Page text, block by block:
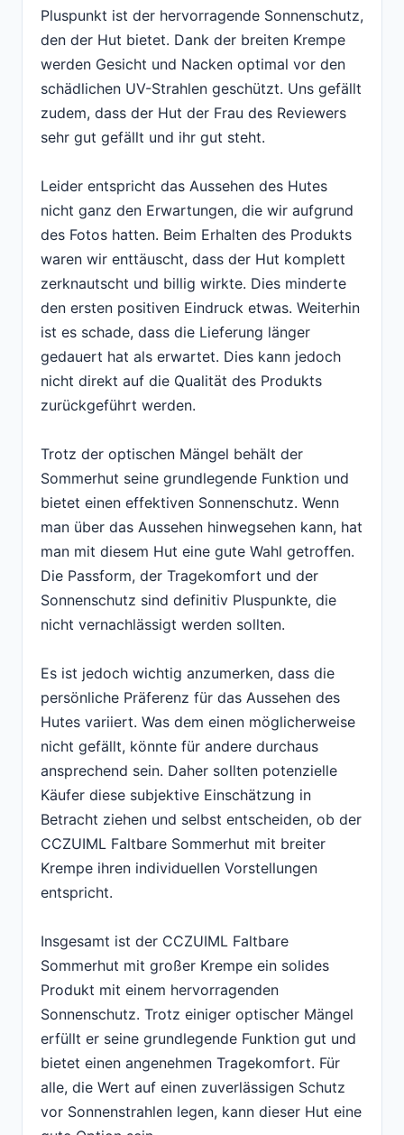
Pluspunkt ist der hervorragende Sonnenschutz,
den der Hut bietet. Dank der breiten Krempe
werden Gesicht und Nacken optimal vor den
schädlichen UV-Strahlen geschützt. Uns gefällt
zudem, dass der Hut der Frau des Reviewers
sehr gut gefällt und ihr gut steht.
Leider entspricht das Aussehen des Hutes
nicht ganz den Erwartungen, die wir aufgrund
des Fotos hatten. Beim Erhalten des Produkts
waren wir enttäuscht, dass der Hut komplett
zerknautscht und billig wirkte. Dies minderte
den ersten positiven Eindruck etwas. Weiterhin
ist es schade, dass die Lieferung länger
gedauert hat als erwartet. Dies kann jedoch
nicht direkt auf die Qualität des Produkts
zurückgeführt werden.
Trotz der optischen Mängel behält der
Sommerhut seine grundlegende Funktion und
bietet einen effektiven Sonnenschutz. Wenn
man über das Aussehen hinwegsehen kann, hat
man mit diesem Hut eine gute Wahl getroffen.
Die Passform, der Tragekomfort und der
Sonnenschutz sind definitiv Pluspunkte, die
nicht vernachlässigt werden sollten.
Es ist jedoch wichtig anzumerken, dass die
persönliche Präferenz für das Aussehen des
Hutes variiert. Was dem einen möglicherweise
nicht gefällt, könnte für andere durchaus
ansprechend sein. Daher sollten potenzielle
Käufer diese subjektive Einschätzung in
Betracht ziehen und selbst entscheiden, ob der
CCZUIML Faltbare Sommerhut mit breiter
Krempe ihren individuellen Vorstellungen
entspricht.
Insgesamt ist der CCZUIML Faltbare
Sommerhut mit großer Krempe ein solides
Produkt mit einem hervorragenden
Sonnenschutz. Trotz einiger optischer Mängel
erfüllt er seine grundlegende Funktion gut und
bietet einen angenehmen Tragekomfort. Für
alle, die Wert auf einen zuverlässigen Schutz
vor Sonnenstrahlen legen, kann dieser Hut eine